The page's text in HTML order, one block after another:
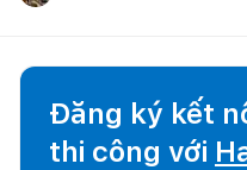
Đăng ký kết
thi công với